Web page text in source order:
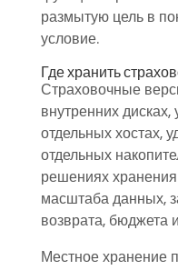
размытую цель в
условие.
Где хранить
Страховочные
внутренних
отдельных хостах,
отдельных
решениях
масштаба данных,
возврата, бюджета
Местное хранение